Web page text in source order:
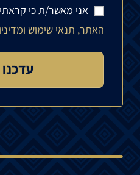
אני מאשר/ת כי
האתר, תנאי שימוש